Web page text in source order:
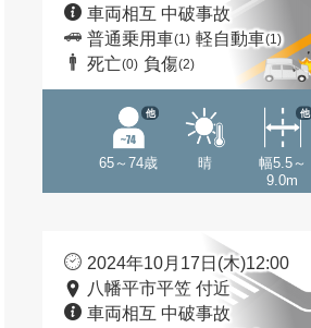
車両相互 中破事故
普通乗用車(1) 軽自動車(1)
死亡(0) 負傷(2)
65～74歳
他
晴
幅5.5～
9.0m
他
2024年10月17日(木)12:00
八幡平市平笠 付近
車両相互 中破事故